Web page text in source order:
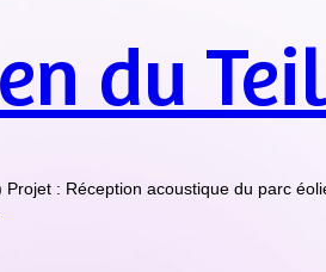
du
: Réception acoustique du parc